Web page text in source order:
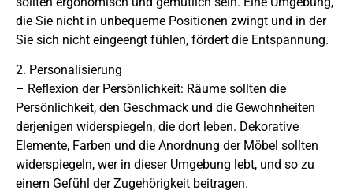
die Sie nicht in unbequeme Positionen zwingt und in der
Sie sich nicht eingeengt fühlen, fördert die Entspannung.
2. Personalisierung
– Reflexion der Persönlichkeit: Räume sollten die
Persönlichkeit, den Geschmack und die Gewohnheiten
derjenigen widerspiegeln, die dort leben. Dekorative
Elemente, Farben und die Anordnung der Möbel sollten
widerspiegeln, wer in dieser Umgebung lebt, und so zu
einem Gefühl der Zugehörigkeit beitragen.